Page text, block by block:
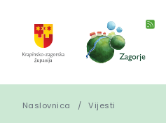
Naslovnica Vijesti